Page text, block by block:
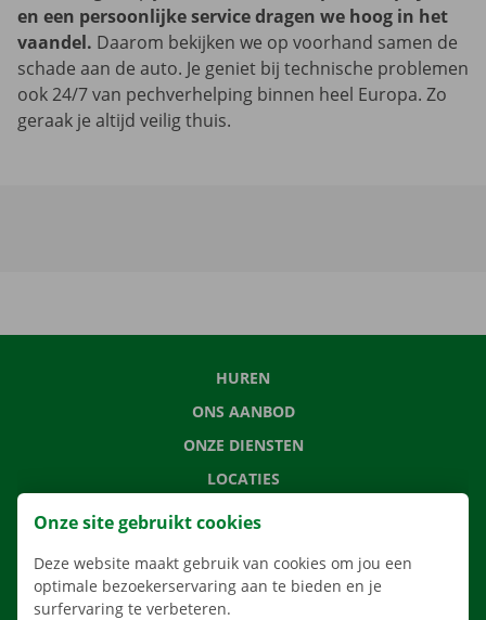
en een persoonlijke service dragen we hoog in het
vaandel. Daarom bekijken we op voorhand samen de
schade aan de auto. Je geniet bij technische problemen
ook 24/7 van pechverhelping binnen heel Europa. Zo
geraak je altijd veilig thuis.
HUREN
ONS AANBOD
ONZE DIENSTEN
LOCATIES
APP
Onze site gebruikt cookies
Deze website maakt gebruik van cookies om jou een
optimale bezoekerservaring aan te bieden en je
surfervaring te verbeteren.